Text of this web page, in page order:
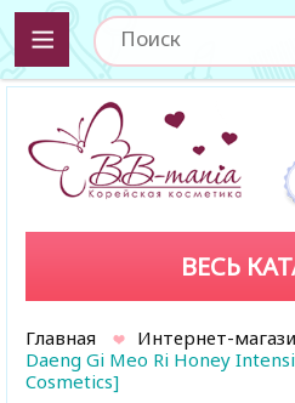
ВЕСЬ
Главная Интернет-
Daeng Gi Meo Ri Honey
Cosmetics]